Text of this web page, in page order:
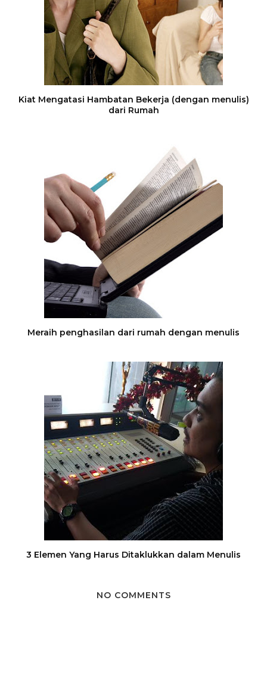
Kiat Mengatasi Hambatan Bekerja (dengan menulis)
dari Rumah
Meraih penghasilan dari rumah dengan menulis
3 Elemen Yang Harus Ditaklukkan dalam Menulis
NO COMMENTS